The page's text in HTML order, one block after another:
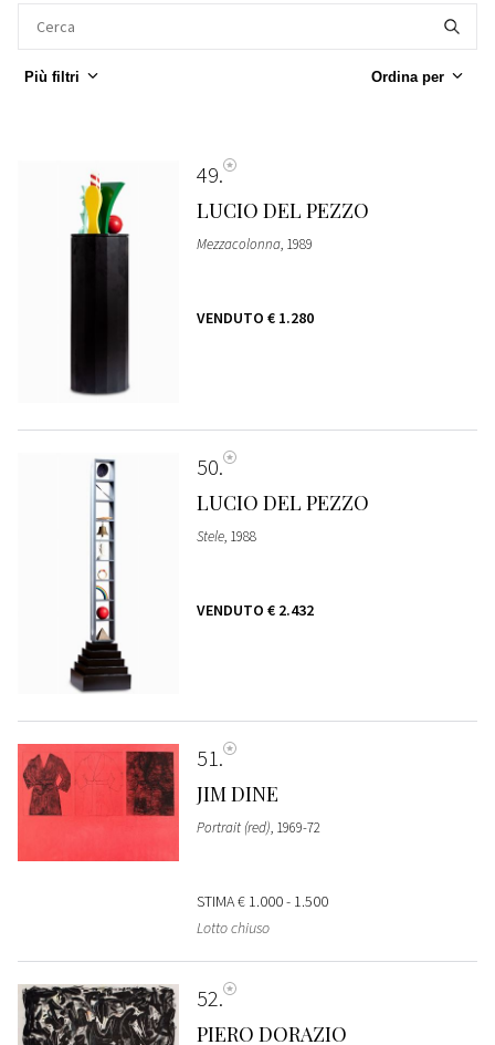
Più filtri Ordina per
49
LUCIO DEL PEZZO
Mezzacolonna, 1989
VENDUTO € 1.280
50
LUCIO DEL PEZZO
Stele, 1988
VENDUTO € 2.432
51
JIM DINE
Portrait (red), 1969-72
STIMA€ 1.000 - 1.500
Lotto chiuso
52
PIERO DORAZIO